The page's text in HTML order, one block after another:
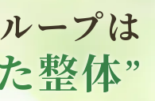
ープは
整体”